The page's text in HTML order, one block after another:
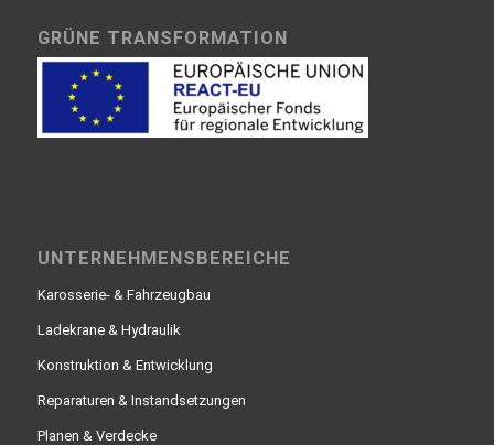
GRÜNE TRANSFORMATION
UNTERNEHMENSBEREICHE
Karosserie- & Fahrzeugbau
Ladekrane & Hydraulik
Konstruktion & Entwicklung
Reparaturen & Instandsetzungen
Planen & Verdecke